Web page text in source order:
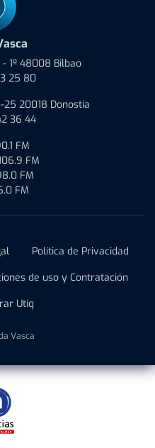
1º 48008 Bilbao
25 80
25 20018 Donostia
36 44
FM
FM
FM
FM
Política de Privacidad
de uso y Contratación
Utiq
Vasca